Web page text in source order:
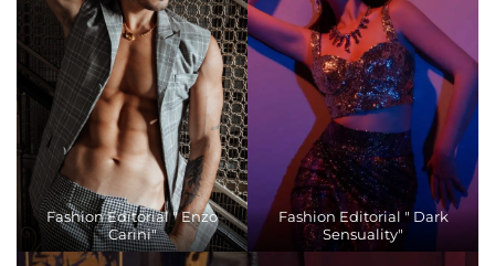
Fashion Editorial " Enzo
Carini"
Fashion Editorial " Dark
Sensuality"